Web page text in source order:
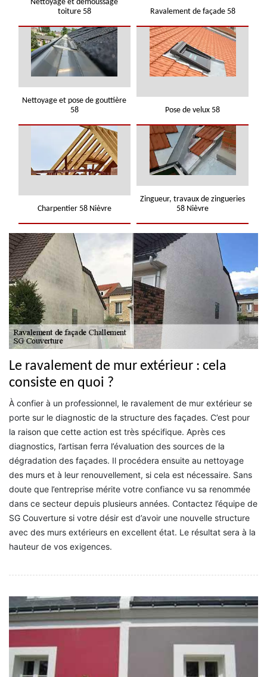
Nettoyage et démoussage
toiture 58
Ravalement de façade 58
Nettoyage et pose de gouttière
58
Pose de velux 58
Charpentier 58 Nièvre
Zingueur, travaux de zingueries
58 Nièvre
Le ravalement de mur extérieur : cela
consiste en quoi ?
À confier à un professionnel, le ravalement de mur extérieur se
porte sur le diagnostic de la structure des façades. C’est pour
la raison que cette action est très spécifique. Après ces
diagnostics, l’artisan ferra l’évaluation des sources de la
dégradation des façades. Il procédera ensuite au nettoyage
des murs et à leur renouvellement, si cela est nécessaire. Sans
doute que l’entreprise mérite votre confiance vu sa renommée
dans ce secteur depuis plusieurs années. Contactez l’équipe de
SG Couverture si votre désir est d’avoir une nouvelle structure
avec des murs extérieurs en excellent état. Le résultat sera à la
hauteur de vos exigences.